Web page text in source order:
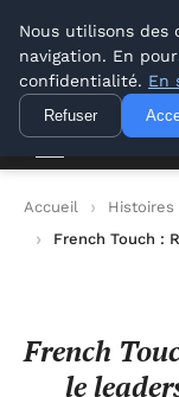
Lyon Photos
Accueil
Histoires
French Touch :
French
le
Nous utilisons des
navigation. En
confidentialité. En
Refuser